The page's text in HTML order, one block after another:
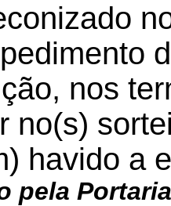
nos
no(s)
havido a
pela